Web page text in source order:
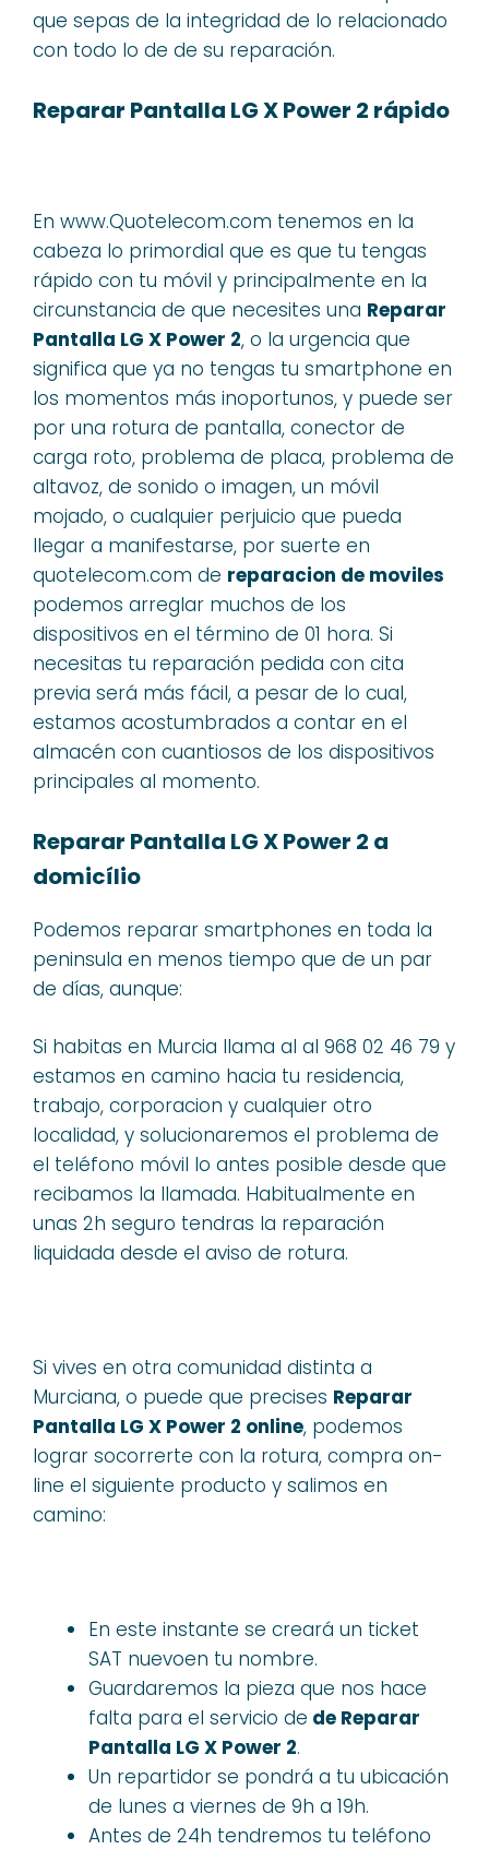
que sepas de la integridad de lo relacionado
con todo lo de de su reparación.
Reparar Pantalla LG X Power 2 rápido
En www.Quotelecom.com tenemos en la
cabeza lo primordial que es que tu tengas
rápido con tu móvil y principalmente en la
circunstancia de que necesites una Reparar
Pantalla LG X Power 2, o la urgencia que
significa que ya no tengas tu smartphone en
los momentos más inoportunos, y puede ser
por una rotura de pantalla, conector de
carga roto, problema de placa, problema de
altavoz, de sonido o imagen, un móvil
mojado, o cualquier perjuicio que pueda
llegar a manifestarse, por suerte en
quotelecom.com de reparacion de moviles
podemos arreglar muchos de los
dispositivos en el término de 01 hora. Si
necesitas tu reparación pedida con cita
previa será más fácil, a pesar de lo cual,
estamos acostumbrados a contar en el
almacén con cuantiosos de los dispositivos
principales al momento.
Reparar Pantalla LG X Power 2 a
domicílio
Podemos reparar smartphones en toda la
peninsula en menos tiempo que de un par
de días, aunque:
Si habitas en Murcia llama al al 968 02 46 79 y
estamos en camino hacia tu residencia,
trabajo, corporacion y cualquier otro
localidad, y solucionaremos el problema de
el teléfono móvil lo antes posible desde que
recibamos la llamada. Habitualmente en
unas 2h seguro tendras la reparación
liquidada desde el aviso de rotura.
Si vives en otra comunidad distinta a
Murciana, o puede que precises Reparar
Pantalla LG X Power 2 online, podemos
lograr socorrerte con la rotura, compra on-
line el siguiente producto y salimos en
camino:
En este instante se creará un ticket
SAT nuevoen tu nombre.
Guardaremos la pieza que nos hace
falta para el servicio de de Reparar
Pantalla LG X Power 2.
Un repartidor se pondrá a tu ubicación
de lunes a viernes de 9h a 19h.
Antes de 24h tendremos tu teléfono